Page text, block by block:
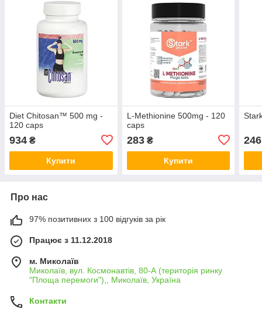
Diet Chitosan™ 500 mg -
120 caps
934 ₴
Купити
L-Methionine 500mg - 120
caps
283₴
Купити
246
Про нас
97% позитивних з 100 відгуків за рік
Працює з 11.12.2018
м. Миколаїв
Миколаїв, вул. Космонавтів, 80-А (територія ринку
"Площа перемоги"),, Миколаїв, Україна
Контакти